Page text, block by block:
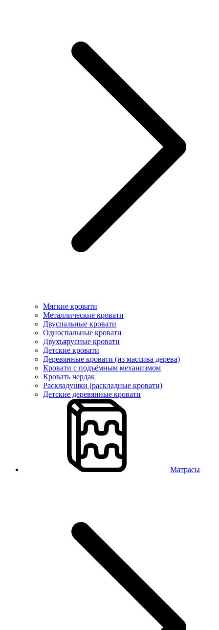
Мягкие кровати
Металлические кровати
Двуспальные кровати
Односпальные кровати
Двухъярусные кровати
Детские кровати
Деревянные кровати (из массива дерева)
Кровати с подъёмным механизмом
Кровать чердак
Раскладушки (раскладные кровати)
Детские деревянные кровати
Матрасы